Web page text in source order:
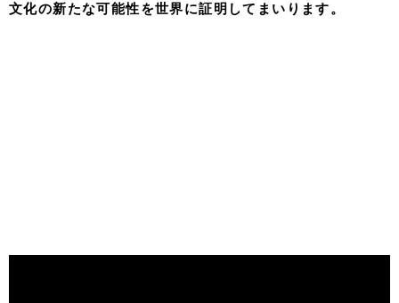
文化の新たな可能性を世界に証明してまいります。